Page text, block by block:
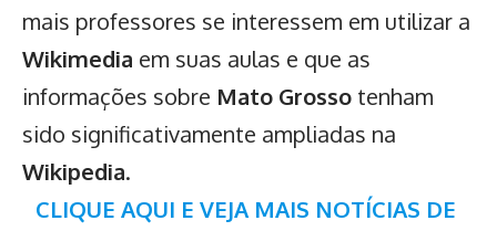
mais professores se interessem em utilizar a
Wikimedia em suas aulas e que as
informações sobre Mato Grosso tenham
sido significativamente ampliadas na
Wikipedia.
CLIQUE AQUI E VEJA MAIS NOTÍCIAS DE